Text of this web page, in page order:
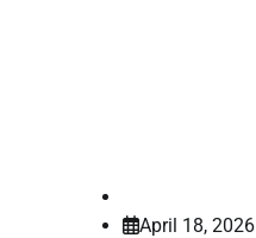
April 18, 2026